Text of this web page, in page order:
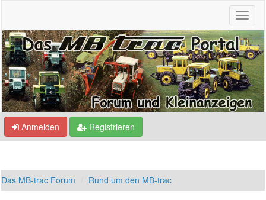
Anmelden Registrieren
Das MB-trac Forum Rund um den MB-trac